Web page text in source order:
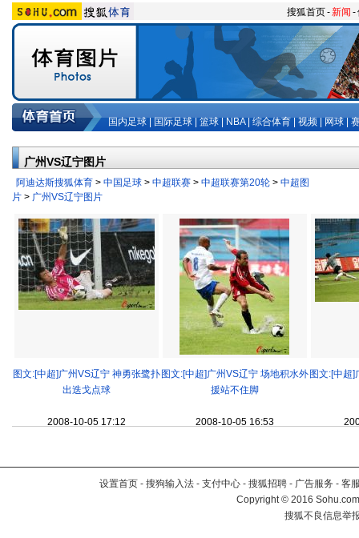
搜狐首页-新闻 -
国内足球 国际足球 篮球 NBA| 综合体育 视频 网球
广州VS辽宁图片
阿迪达斯搜狐体育 > 中国足球 > 中超联赛 > 中超联赛第20轮 > 中超图
片 > 广州VS辽宁图片
图文:[中超]广州VS辽宁 神勇张鹭扑
出迭戈点球
2008-10-05 17:12
图文:[中超]广州VS辽宁 场地积水外
援站不住脚
2008-10-05 16:53
图文:[中超
设置首页 - 搜狗输入法 - 支付中心 - 搜狐招聘 - 广告服务 - 客
Copyright©2016
搜狐不良信息举